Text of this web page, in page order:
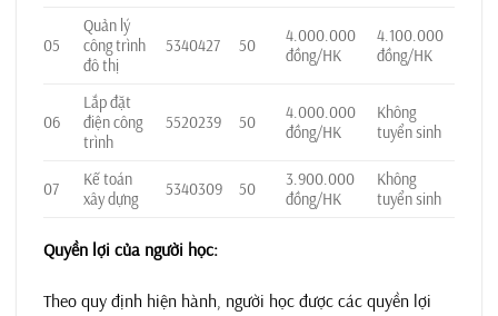
05
Quản lý
công trình
đô thị
5340427 50
4.000.000
đồng/HK
4.100.000
đồng/HK
06
Lắp đặt
điện công
trình
5520239 50
4.000.000
đồng/HK
Không
tuyển sinh
07
Kế toán
xây dựng
5340309 50
3.900.000
đồng/HK
Không
tuyển sinh
Quyền lợi của người học:
Theo quy định hiện hành, người học được các quyền lợi